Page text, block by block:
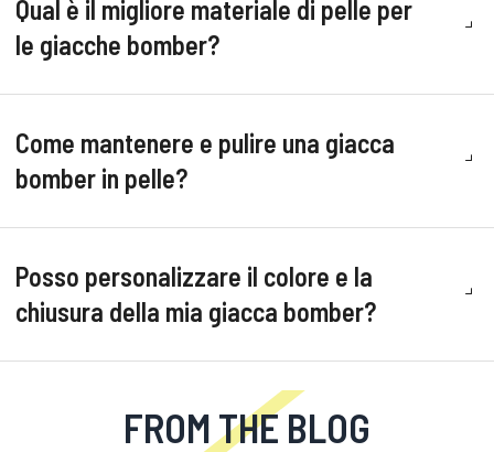
Qual è il migliore materiale di pelle per
le giacche bomber?
Come mantenere e pulire una giacca
bomber in pelle?
Posso personalizzare il colore e la
chiusura della mia giacca bomber?
FROM THE BLOG